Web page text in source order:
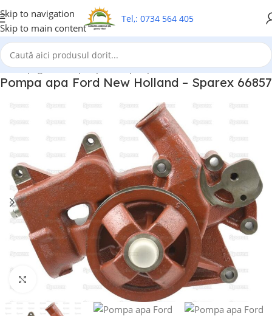
Skip to navigation
Skip to main content
Tel,: 0734 564 405
Prima pagină/Pompa apa/Pompa apa Ford New Holland
Pompa apa Ford New Holland – Sparex 66857
Click to enlarge